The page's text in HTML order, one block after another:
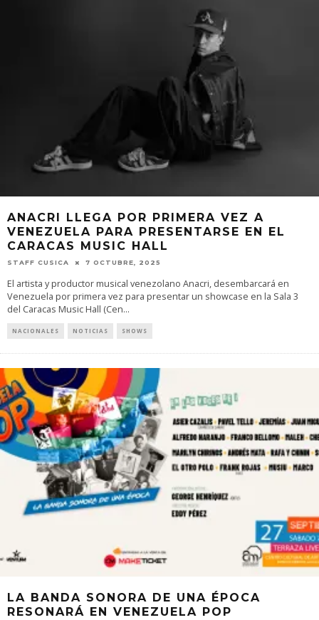
ANACRI LLEGA POR PRIMERA VEZ A
VENEZUELA PARA PRESENTARSE EN EL
CARACAS MUSIC HALL
STAFF CUSICA 7 OCTUBRE, 2025
El artista y productor musical venezolano Anacri, desembarcará en
Venezuela por primera vez para presentar un showcase en la Sala 3
del Caracas Music Hall (Cen...
NACIONALES NOTICIAS SHOWS
LA BANDA SONORA DE UNA ÉPOCA
RESONARÁ EN VENEZUELA POP